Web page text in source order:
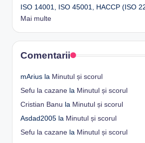
ISO 14001, ISO 45001, HACCP (ISO
Mai multe
Comentarii
mArius la Minutul și scorul
Sefu la cazane la Minutul și scorul
Cristian Banu la Minutul și scorul
Asdad2005 la Minutul și scorul
Sefu la cazane la Minutul și scorul